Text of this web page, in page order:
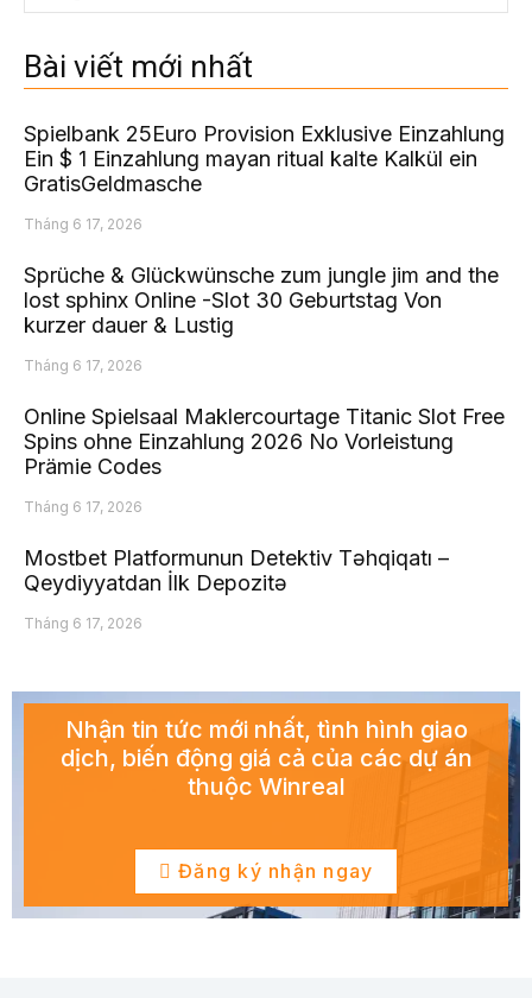
Bài viết mới nhất
Spielbank 25Euro Provision Exklusive Einzahlung
Ein $ 1 Einzahlung mayan ritual kalte Kalkül ein
GratisGeldmasche
Tháng 6 17, 2026
Sprüche & Glückwünsche zum jungle jim and the
lost sphinx Online -Slot 30 Geburtstag Von
kurzer dauer & Lustig
Tháng 6 17, 2026
Online Spielsaal Maklercourtage Titanic Slot Free
Spins ohne Einzahlung 2026 No Vorleistung
Prämie Codes
Tháng 6 17, 2026
Mostbet Platformunun Detektiv Təhqiqatı –
Qeydiyyatdan İlk Depozitə
Tháng 6 17, 2026
Nhận tin tức mới nhất, tình hình giao
dịch, biến động giá cả của các dự án
thuộc Winreal
Đăng ký nhận ngay